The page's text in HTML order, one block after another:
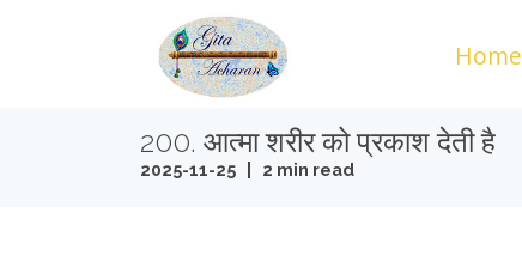
Home
200. आत्मा शरीर को प्रकाश देती है
2025-11-25 | 2 min read